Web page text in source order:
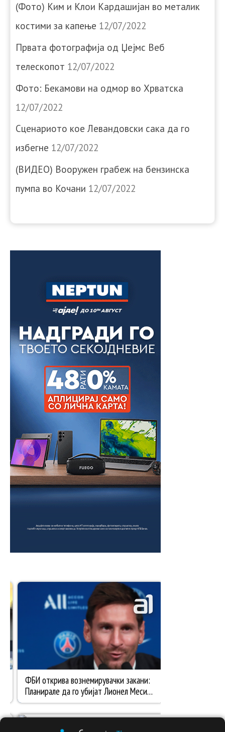
(Фото) Ким и Клои Кардашијан во металик
костими за капење 12/07/2022
Првата фотографија од Џејмс Веб
телескопот 12/07/2022
Фото: Бекамови на одмор во Хрватска
12/07/2022
Сценариото кое Левандовски сака да го
избегне 12/07/2022
(ВИДЕО) Вооружен грабеж на бензинска
пумпа во Кочани 12/07/2022